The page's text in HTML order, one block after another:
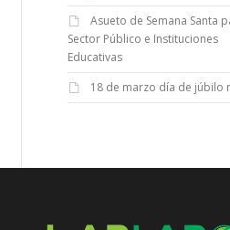
Asueto de Semana Santa
Sector Público e Instituciones
Educativas
18 de marzo día de júbilo